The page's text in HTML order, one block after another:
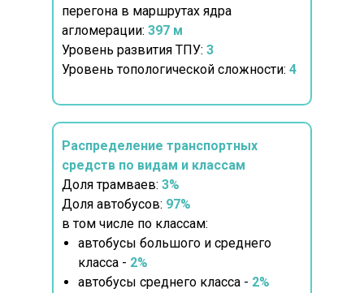
перегона в маршрутах ядра
агломерации: 397 м
Уровень развития ТПУ: 3
Уровень топологической сложности: 4
Распределение транспортных
средств по видам и классам
Доля трамваев: 3%
Доля автобусов: 97%
в том числе по классам:
автобусы большого и среднего
класса - 2%
автобусы среднего класса - 2%